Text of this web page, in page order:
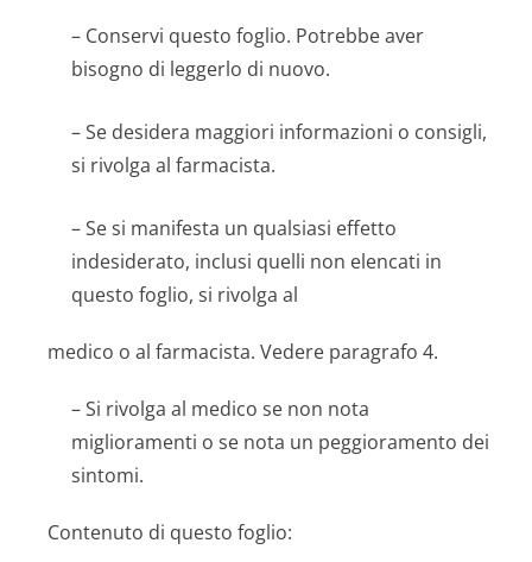
– Conservi questo foglio. Potrebbe aver
bisogno di leggerlo di nuovo.
– Se desidera maggiori informazioni o consigli,
si rivolga al farmacista.
– Se si manifesta un qualsiasi effetto
indesiderato, inclusi quelli non elencati in
questo foglio, si rivolga al
medico o al farmacista. Vedere paragrafo 4.
– Si rivolga al medico se non nota
miglioramenti o se nota un peggioramento dei
sintomi.
Contenuto di questo foglio: